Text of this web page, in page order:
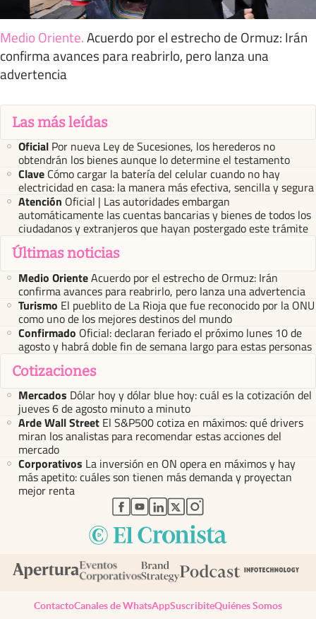
Medio Oriente.Acuerdo por el estrecho de Ormuz: Irán
confirma avances para reabrirlo, pero lanza una
advertencia
Las más leídas
Oficial Por nueva Ley de Sucesiones, los herederos no
obtendrán los bienes aunque lo determine el testamento
Clave Cómo cargar la batería del celular cuando no hay
electricidad en casa: la manera más efectiva, sencilla y segura
Atención Oficial | Las autoridades embargan
automáticamente las cuentas bancarias y bienes de todos los
ciudadanos y extranjeros que hayan postergado este trámite
Últimas noticias
Medio OrienteAcuerdo por el estrecho de Ormuz: Irán
confirma avances para reabrirlo, pero lanza una advertencia
Turismo El pueblito de La Rioja que fue reconocido por la ONU
como uno de los mejores destinos del mundo
Confirmado Oficial: declaran feriado el próximo lunes 10 de
agosto y habrá doble fin de semana largo para estas personas
Cotizaciones
Mercados Dólar hoy y dólar blue hoy: cuál es la cotización del
jueves 6 de agosto minuto a minuto
Arde Wall Street El S&P500 cotiza en máximos: qué drivers
miran los analistas para recomendar estas acciones del
mercado
Corporativos La inversión en ON opera en máximos y hay
más apetito: cuáles son tienen más demanda y proyectan
mejor renta
abre en nueva pestaña
abre en nueva pestaña
abre en nueva pestaña
abre en nueva pestaña
abre en nueva pestaña
ContactoCanales de WhatsAppSuscribiteQuiénes Somos